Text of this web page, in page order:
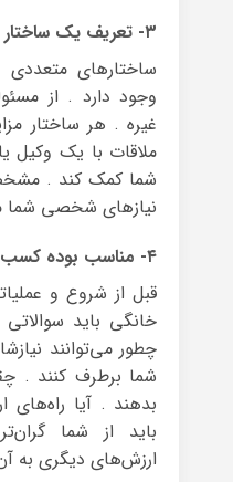
۳- تعریف یک ساختار کسب و کار
ساختارهای
وجود دارد . از
غیره . هر ساختار
ملاقات با یک وکیل
شما کمک کند .
نیازهای شخصی
۴- مناسب بوده کسب و کارتان
قبل از شروع و
خانگی باید
چطور می‌توانند
شما برطرف کنند .
بدهند . آیا راه‌های
باید از شما
ارزش‌های دیگری به